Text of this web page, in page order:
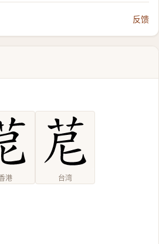
反馈
港 台湾